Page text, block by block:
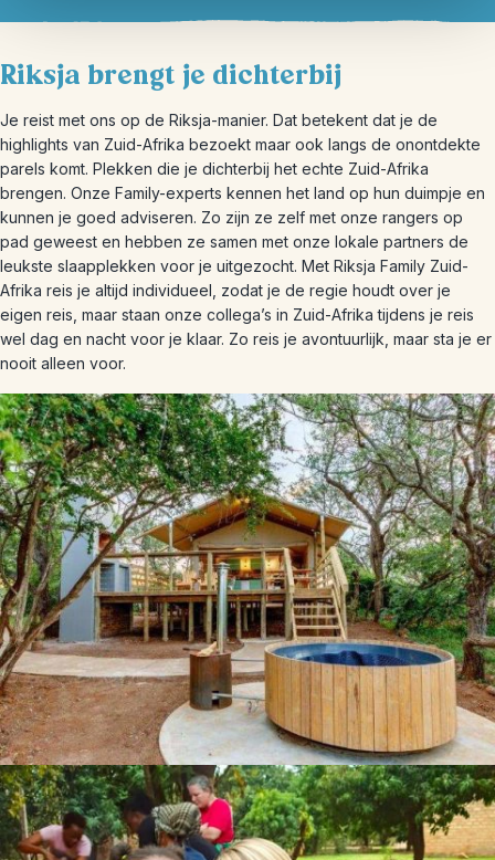
Riksja brengt je dichterbij
Je reist met ons op de Riksja-manier. Dat betekent dat je de
highlights van Zuid-Afrika bezoekt maar ook langs de onontdekte
parels komt. Plekken die je dichterbij het echte Zuid-Afrika
brengen. Onze Family-experts kennen het land op hun duimpje en
kunnen je goed adviseren. Zo zijn ze zelf met onze rangers op
pad geweest en hebben ze samen met onze lokale partners de
leukste slaapplekken voor je uitgezocht. Met Riksja Family Zuid-
Afrika reis je altijd individueel, zodat je de regie houdt over je
eigen reis, maar staan onze collega’s in Zuid-Afrika tijdens je reis
wel dag en nacht voor je klaar. Zo reis je avontuurlijk, maar sta je er
nooit alleen voor.